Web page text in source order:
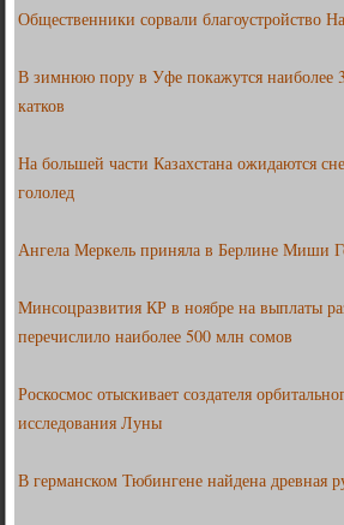
Общественники сорвали благоустройство
В зимнюю пору в Уфе покажутся наиболее
катков
На большей части Казахстана ожидаются
гололед
Ангела Меркель приняла в Берлине Миши
Минсоцразвития КР в ноябре на выплаты
перечислило наиболее 500 млн сомов
Роскосмос отыскивает создателя
исследования Луны
В германском Тюбингене найдена древная